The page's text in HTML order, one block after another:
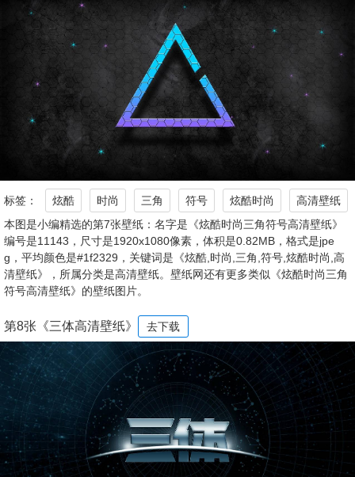
标签： 炫酷 时尚 三角 符号 炫酷时尚
高清壁纸
本图是小编精选的第7张壁纸：名字是《炫酷时尚三角符号高清壁纸》
编号是11143，尺寸是1920x1080像素，体积是0.82MB，格式是jpe
g，平均颜色是#1f2329，关键词是《炫酷,时尚,三角,符号,炫酷时尚,高
清壁纸》，所属分类是高清壁纸。壁纸网还有更多类似《炫酷时尚三角
符号高清壁纸》的壁纸图片。
第8张《三体高清壁纸》 去下载